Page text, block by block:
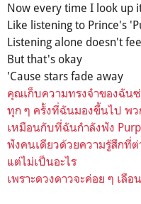
Now every time I look up
Like listening to Prince's
Listening alone doesn't
But that's okay
'Cause stars fade away
คุณเก็บความทรงจำของฉัน
ทุก ๆ ครั้งที่ฉันมองขึ้นไป พว
เหมือนกับที่ฉันกำลังฟัง
ฟังคนเดียวด้วยความรู้สึกที่ต่
แต่ไม่เป็นอะไร
เพราะดวงดาวจะค่อย ๆ เลือ